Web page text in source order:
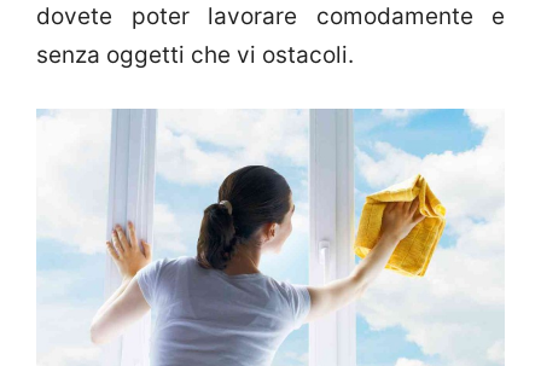
dovete poter lavorare comodamente e
senza oggetti che vi ostacoli.